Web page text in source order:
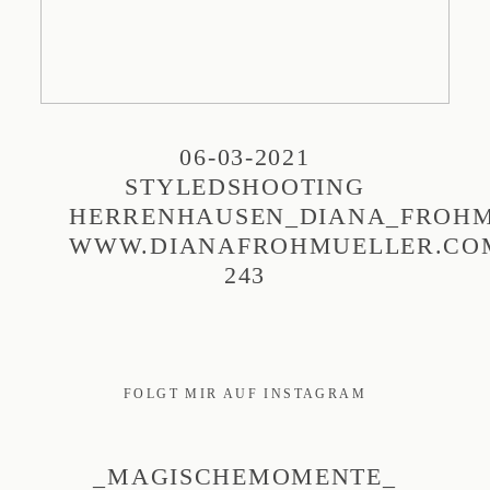
06-03-2021
STYLEDSHOOTING
243
FOLGT MIR AUF INSTAGRAM
_MAGISCHEMOMENTE_